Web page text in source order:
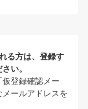
る方は、登録す
い。
登録確認メー
ールアドレスを